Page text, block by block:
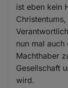
ist eben kein
nun mal
Machthaber
Gesellschaft
wird.